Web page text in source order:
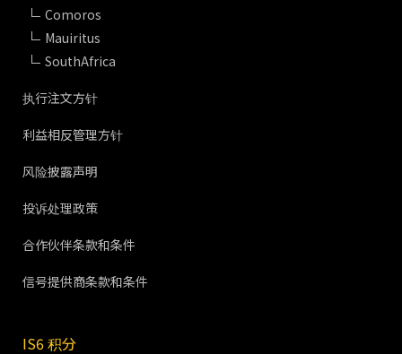
Comoros
Mauiritus
SouthAfrica
执行注文方针
利益相反管理方针
风险披露声明
投诉处理政策
合作伙伴条款和条件
信号提供商条款和条件
IS6 积分